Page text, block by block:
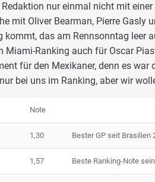
nur einmal nicht mit
mit Oliver Bearman, Pierre Gasly
kommt, das am Rennsonntag leer
Miami-Ranking auch für Oscar
für den Mexikaner, denn es war
bei uns im Ranking, aber wir
Note
1,30 Bester GP seit Brasilien
1,57 Beste Ranking-Note